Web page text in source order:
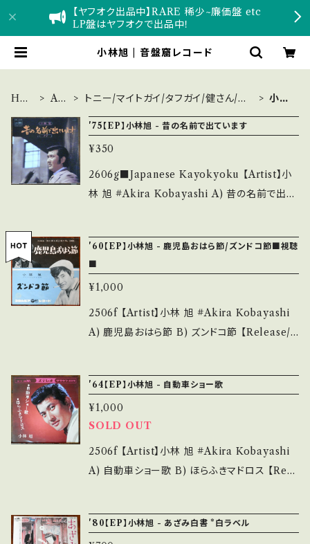
【ヤフオク出品中】RARE 稀少~廉価盤 etc
LP盤はヤフオクで出品中！
小林旭 | 音盤窟レコード
HO
Arti
トニー/マイトガイ/タフガイ/健さん/文
小林
'75【EP】小林旭 - 昔の名前で出ています
¥350
2606g■Japanese Kayokyoku 【Artist】小
林 旭 #Akira Kobayashi A) 昔の名前で出て
曲:叶弦大,小林旭最大のヒット曲！ ■参考視聴
■ https://youtu.be/KeEPGmrOTLI?si=a
mFV3U5jeU8Vl-WI 【Condition】 Jacket/R
ecord：B/B (国内盤) ______________
___________ 【About the state/状態説
痛み多・キズ多く痛み多 *その他、+ - で補足し
ています。 *中古という事をご理解して頂ける方
のご購入をお願い致します。 Please purchase
it if you understand that it is second han
d. *詳しくは ■■■状態・説明 / 発送について
bout 画面にてご確認ください。 ___
'60【EP】小林旭 - 鹿児島おはら節/ズンドコ節■視聴
■
¥1,000
2506f 【Artist】小林 旭 #Akira Kobayashi
A) 鹿児島おはら節 B) ズンドコ節 【Release/L
B)アキラのズンドコ節！後にドリフもカヴァーし
た"ズン ズン ズンドコ"ソング♪ B)視聴■OBK
262■ https://youtu.be/uLb9eErM4Nc 【C
ondition】 Jacket/Record：B/B- (国内盤) _
________________________ 【Abo
み・キズなど見られる C・痛み多・キズ多く痛み
'64【EP】小林旭 - 自動車ショー歌
¥1,000
SOLD OUT
2506f 【Artist】小林 旭 #Akira Kobayashi
A) 自動車ショー歌 B) ほらふきマドロス 【Rele
♪ 日活「投げたダイスが明日を呼ぶ」挿入歌 参
'80【EP】小林旭 - あざみ白書 *白ラベル